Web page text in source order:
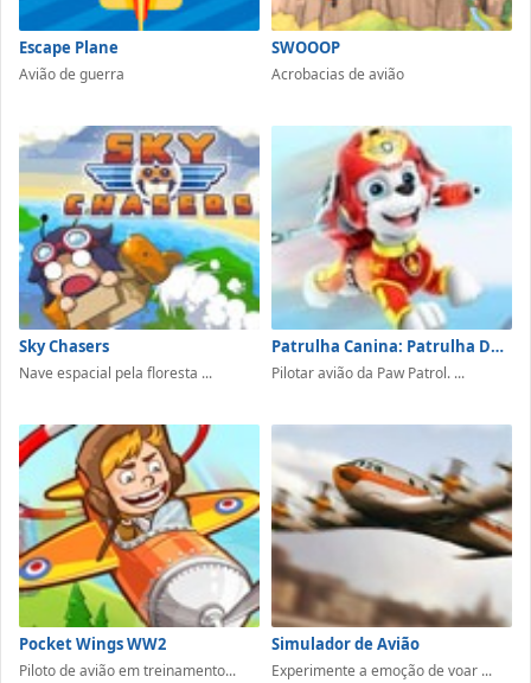
Escape Plane
Avião de guerra
SWOOOP
Acrobacias de avião
Sky Chasers
Nave espacial pela floresta ...
Patrulha Canina: Patrulha Do Ar
Pilotar avião da Paw Patrol. ...
Pocket Wings WW2
Piloto de avião em treinamento...
Simulador de Avião
Experimente a emoção de voar ...